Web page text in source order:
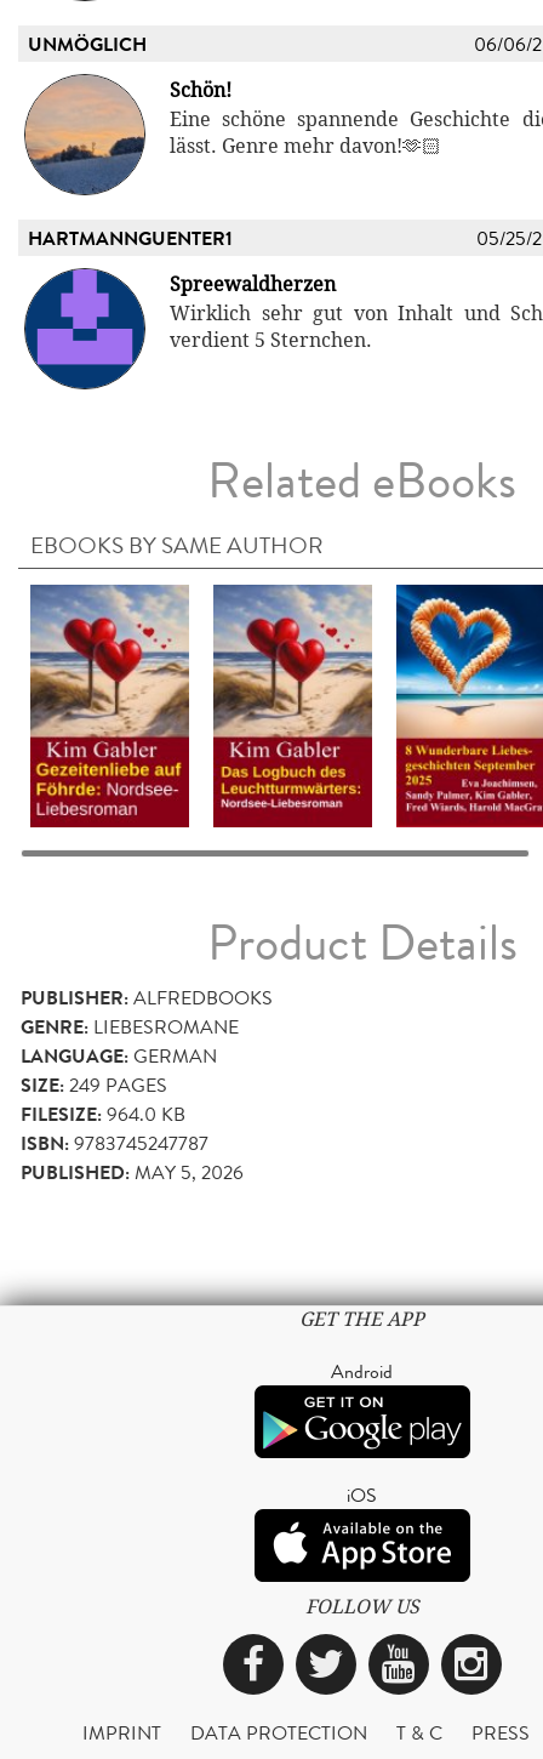
UNMÖGLICH 06/06/
Schön!
Eine schöne spannende Geschichte
lässt. Genre mehr davon!🫶🏻
HARTMANNGUENTER1 05/25/
Spreewaldherzen
Wirklich sehr gut von Inhalt und
verdient 5 Sternchen.
Related eBooks
EBOOKS BY SAME AUTHOR
Product Details
PUBLISHER:ALFREDBOOKS
GENRE: LIEBESROMANE
LANGUAGE:GERMAN
SIZE:249 PAGES
FILESIZE:964.0 KB
ISBN:9783745247787
PUBLISHED:MAY 5, 2026
GET THE APP
Android
iOS
FOLLOW US
Facebook
Twitter
IMPRINT DATA PROTECTION T & C
PRESS